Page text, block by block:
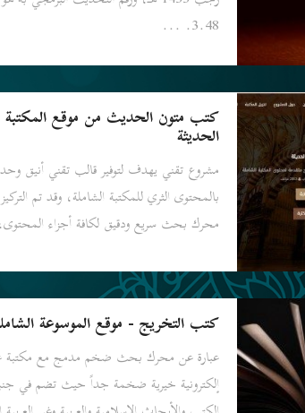
3.48. ...
كتب متون الحديث من موقع المكتبة
الحديثة
مشروع تقني يهدف لتوفير قالب تقني أنيق
بالمحتوى الثري للمكتبة الشاملة، وقد تم
محرك بحث سريع ودقيق لكافة أجزاء
كتب التخريج - موقع الموسوعة
عبارة عن محرك بحث ضخم مدمج مع مكتبة
إلكترونية خيرية ضخمة جداً حيث تضم في